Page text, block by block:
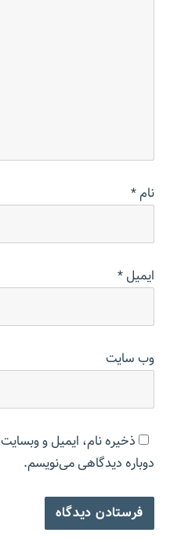
نام*
ایمیل*
وب‌ سایت
ذخیره نام، ایمیل و
دوباره دیدگاهی می‌نویسم.